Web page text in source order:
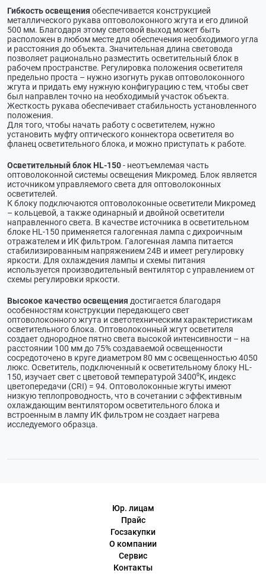
Гибкость освещения обеспечивается конструкцией
металлического рукава оптоволоконного жгута и его длиной
500 мм. Благодаря этому световой выход может быть
расположен в любом месте для обеспечения необходимого угла
и расстояния до объекта. Значительная длина световода
позволяет рационально разместить осветительный блок в
рабочем пространстве. Регулировка положения осветителя
предельно проста – нужно изогнуть рукав оптоволоконного
жгута и придать ему нужную конфигурацию с тем, чтобы свет
был направлен точно на необходимый участок объекта.
Жесткость рукава обеспечивает стабильность установленного
положения.
Для того, чтобы начать работу с осветителем, нужно
установить муфту оптического коннектора осветителя во
фланец осветительного блока, и можно приступать к работе.
Осветительный блок HL-150- неотъемлемая часть
оптоволоконной системы освещения Микромед. Блок является
источником управляемого света для оптоволоконных
осветителей.
К блоку подключаются оптоволоконные осветители Микромед
– кольцевой, а также одинарный и двойной осветители
направленного света. В качестве источника в осветительном
блоке HL-150 применяется галогенная лампа с дихроичным
отражателем и ИК фильтром. Галогенная лампа питается
стабилизированным напряжением 24В и имеет регулировку
яркости. Для охлаждения лампы и схемы питания
используется производительный вентилятор с управлением от
схемы регулировки яркости.
Высокое качество освещения достигается благодаря
особенностям конструкции передающего свет
оптоволоконного жгута и светотехническим характеристикам
осветительного блока. Оптоволоконный жгут осветителя
создает однородное пятно света высокой интенсивности – на
расстоянии 100 мм до 75% создаваемой освещенности
сосредоточено в круге диаметром 80 мм с освещенностью 4050
люкс. Осветитель, подключенный к осветительному блоку HL-
150, изучает свет с цветовой температурой 3400⁰К, индекс
цветопередачи (CRI) = 94. Оптоволоконные жгуты имеют
низкую теплопроводность, что в сочетании с эффективным
охлаждающим вентилятором осветительного блока и
встроенным в лампу ИК фильтром не создает нагрева
исследуемого образца.
Юр. лицам
Прайс
Госзакупки
О компании
Сервис
Контакты